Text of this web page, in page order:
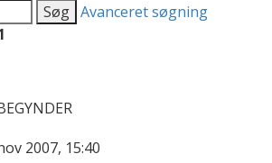
Søg Avanceret søgning
2007, 15:40